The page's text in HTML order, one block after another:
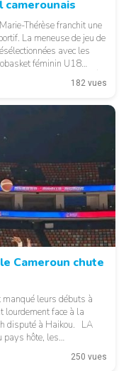
© 237lions.com
Thérèse franchit une
La meneuse de jeu de
avec les
féminin U18
LA SUITE APRÈS
182 vues
© 237lions.com
Cameroun chute
leurs débuts à
lourdement face à la
disputé à Haikou. LA
pays hôte, les
par l’adresse250 vues